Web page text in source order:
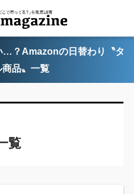
…？Amazonの日替わり〝タ
商品〟一覧
覧